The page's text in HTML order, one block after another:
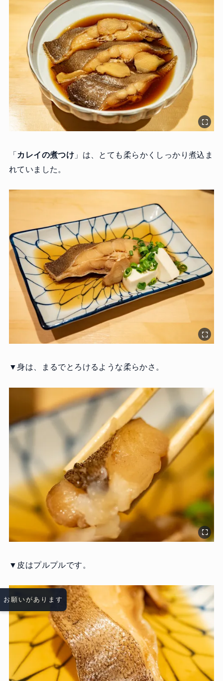
「カレイの煮つけ 」は、とても柔らかくしっかり煮込ま
れていました。
▼身は、まるでとろけるような柔らかさ。
▼皮はプルプルです。
お願いがあります